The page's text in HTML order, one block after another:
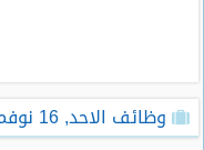
تصفح
الوظائف
وظائف الاحد, 16 نوفمبر 2025